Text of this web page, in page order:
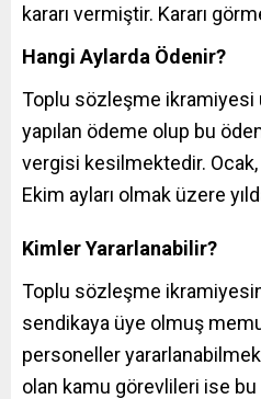
kararı vermiştir. Kararı
Hangi Aylarda Ödenir?
Toplu sözleşme ikramiyesi
yapılan ödeme olup bu
vergisi kesilmektedir.
Ekim ayları olmak üzere
Kimler Yararlanabilir?
Toplu sözleşme
sendikaya üye olmuş
personeller
olan kamu görevlileri ise